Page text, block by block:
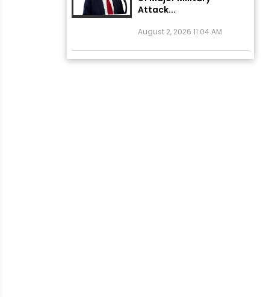
Unique Wedding: Twin
Sisters Marry Twin